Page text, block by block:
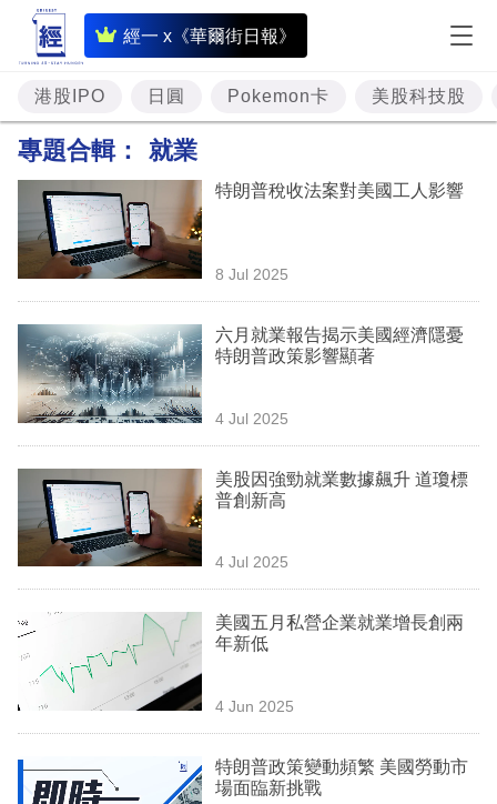
經一 x《華爾街日報》
即
時
財
經
題
投
資
樓
市
理
業
科
技
職
生
時
港股IPO 日圓 Pokemon卡 美股科技股
專題合輯： 就業
特朗普稅收法案對美國工人影響
8 Jul 2025
六月就業報告揭示美國經濟隱憂
特朗普政策影響顯著
4 Jul 2025
美股因強勁就業數據飆升 道瓊標
普創新高
4 Jul 2025
美國五月私營企業就業增長創兩
年新低
4 Jun 2025
特朗普政策變動頻繁 美國勞動市
場面臨新挑戰